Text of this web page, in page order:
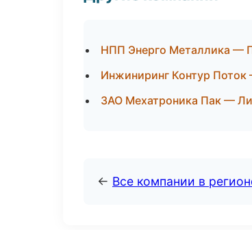
НПП Энерго Металлика —
Инжиниринг Контур Поток
ЗАО Мехатроника Пак —
← Все компании в